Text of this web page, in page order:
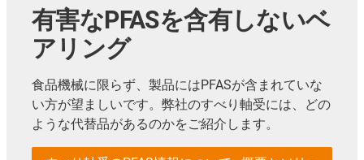
有害なPFASを含有しないベ
アリング
食品機械に限らず、製品にはPFASが含まれていな
い方が望ましいです。弊社のすべり軸受には、どの
ような代替品があるのかをご紹介します。